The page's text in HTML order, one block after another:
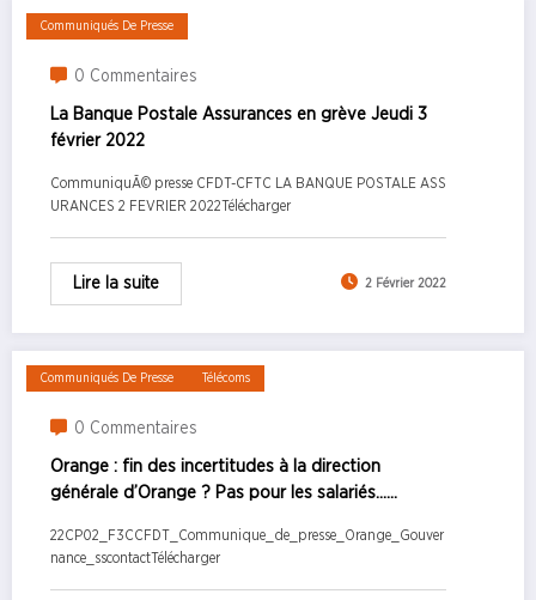
Communiqués De Presse
0 Commentaires
La Banque Postale Assurances en grève Jeudi 3
février 2022
CommuniquÃ© presse CFDT-CFTC LA BANQUE POSTALE ASS
URANCES 2 FEVRIER 2022Télécharger
Lire la suite 2 Février 2022
Communiqués De Presse Télécoms
0 Commentaires
Orange : fin des incertitudes à la direction
générale d’Orange ? Pas pour les salariés…
22CP02_F3CCFDT_Communique_de_presse_Orange_Gouver
nance_sscontactTélécharger